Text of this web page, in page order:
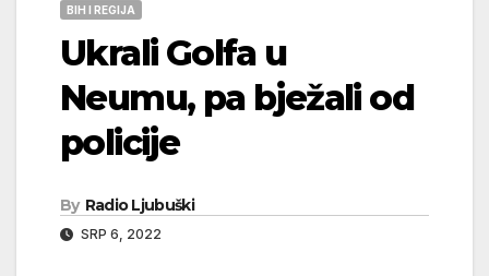
BIH I REGIJA
Ukrali Golfa u
Neumu, pa bježali od
policije
By Radio Ljubuški
SRP 6, 2022